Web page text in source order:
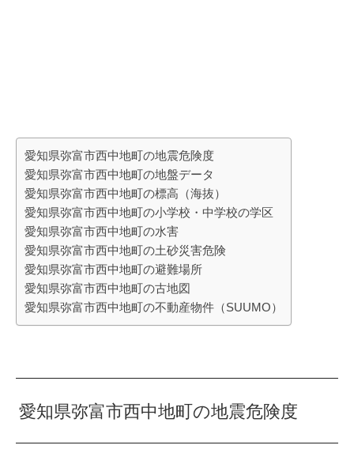
愛知県弥富市西中地町の地震危険度
愛知県弥富市西中地町の地盤データ
愛知県弥富市西中地町の標高（海抜）
愛知県弥富市西中地町の小学校・中学校の学区
愛知県弥富市西中地町の水害
愛知県弥富市西中地町の土砂災害危険
愛知県弥富市西中地町の避難場所
愛知県弥富市西中地町の古地図
愛知県弥富市西中地町の不動産物件（SUUMO）
愛知県弥富市西中地町の地震危険度